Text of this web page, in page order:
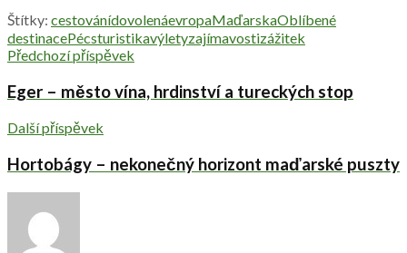
Štítky: cestovánídovolenáevropaMaďarskaOblíbené
destinacePécsturistikavýletyzajímavostizážitek
Předchozí příspěvek
Eger – město vína, hrdinství a tureckých stop
Další příspěvek
Hortobágy – nekonečný horizont maďarské puszty